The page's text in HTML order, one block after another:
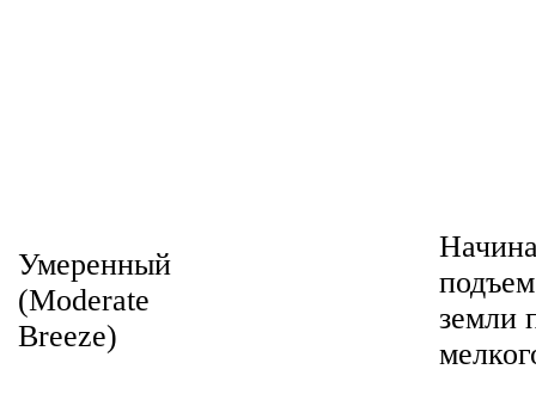
Умеренный
(Moderate
Breeze)
земли